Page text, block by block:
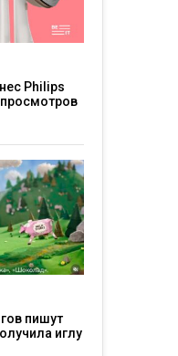
Philips
пишут
иглу